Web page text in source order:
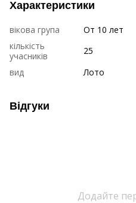
Характеристики
вікова група
От 10 лет
кількість
учасників
25
вид
Лото
Відгуки
Додайте